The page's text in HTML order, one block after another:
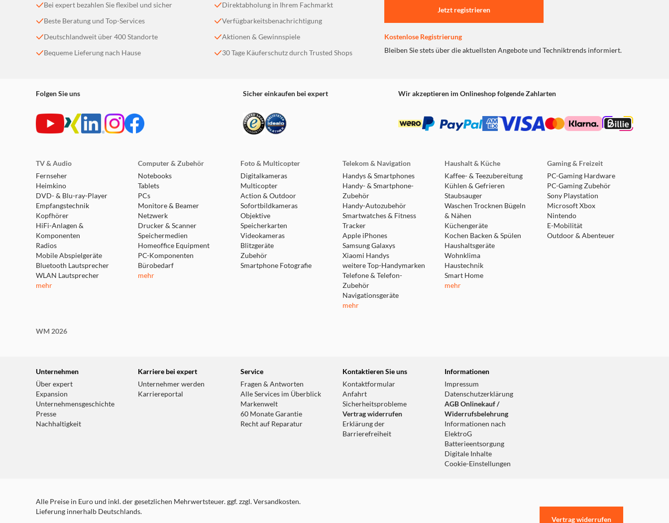
Bei expert bezahlen Sie flexibel und sicher
Beste Beratung und Top-Services
Deutschlandweit über 400 Standorte
Bequeme Lieferung nach Hause
Direktabholung in Ihrem Fachmarkt
Verfügbarkeitsbenachrichtigung
Aktionen & Gewinnspiele
30 Tage Käuferschutz durch Trusted Shops
Jetzt registrieren
Kostenlose Registrierung
Bleiben Sie stets über die aktuellsten Angebote und Techniktrends informiert.
Folgen Sie uns Sicher einkaufen bei expert Wir akzeptieren im Onlineshop folgende Zahlarten
TV & Audio
Fernseher
Heimkino
DVD- & Blu-ray-Player
Empfangstechnik
Kopfhörer
HiFi-Anlagen &
Komponenten
Radios
Mobile Abspielgeräte
Bluetooth Lautsprecher
WLAN Lautsprecher
mehr
Computer & Zubehör
Notebooks
Tablets
PCs
Monitore & Beamer
Netzwerk
Drucker & Scanner
Speichermedien
Homeoffice Equipment
PC-Komponenten
Bürobedarf
mehr
Foto & Multicopter
Digitalkameras
Multicopter
Action & Outdoor
Sofortbildkameras
Objektive
Speicherkarten
Videokameras
Blitzgeräte
Zubehör
Smartphone Fotografie
Telekom & Navigation
Handys & Smartphones
Handy- & Smartphone-
Zubehör
Handy-Autozubehör
Smartwatches & Fitness
Tracker
Apple iPhones
Samsung Galaxys
Xiaomi Handys
weitere Top-Handymarken
Telefone & Telefon-
Zubehör
Navigationsgeräte
mehr
Haushalt & Küche
Kaffee- & Teezubereitung
Kühlen & Gefrieren
Staubsauger
Waschen Trocknen Bügeln
& Nähen
Küchengeräte
Kochen Backen & Spülen
Haushaltsgeräte
Wohnklima
Haustechnik
Smart Home
mehr
Gaming & Freizeit
PC-Gaming Hardware
PC-Gaming Zubehör
Sony Playstation
Microsoft Xbox
Nintendo
E-Mobilität
Outdoor & Abenteuer
WM 2026
Unternehmen
Über expert
Expansion
Unternehmensgeschichte
Presse
Nachhaltigkeit
Karriere bei expert
Unternehmer werden
Karriereportal
Service
Fragen & Antworten
Alle Services im Überblick
Markenwelt
60 Monate Garantie
Recht auf Reparatur
Kontaktieren Sie uns
Kontaktformular
Anfahrt
Sicherheitsprobleme
Vertrag widerrufen
Erklärung der
Barrierefreiheit
Informationen
Impressum
Datenschutzerklärung
AGB Onlinekauf /
Widerrufsbelehrung
Informationen nach
ElektroG
Batterieentsorgung
Digitale Inhalte
Cookie-Einstellungen
Alle Preise in Euro und inkl. der gesetzlichen Mehrwertsteuer. ggf. zzgl. Versandkosten.
Lieferung innerhalb Deutschlands.
Vertrag widerrufen